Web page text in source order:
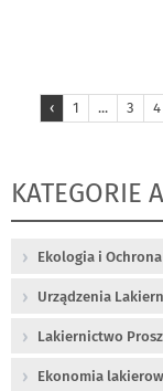
‹ 1 ... 3 4
KATEGORIE
Ekologia i
Urządzenia
Lakiernictwo
Ekonomia